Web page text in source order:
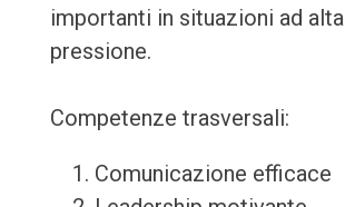
importanti in situazioni ad alta
pressione.
Competenze trasversali:
Comunicazione efficace